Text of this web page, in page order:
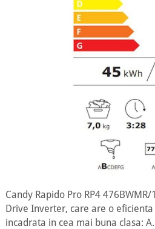
Candy Rapido Pro RP4
Drive Inverter, care are o
incadrata in cea mai buna clasa: